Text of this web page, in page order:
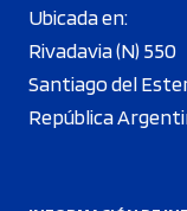
Ubicada en:
Rivadavia (N) 550
Santiago del
República